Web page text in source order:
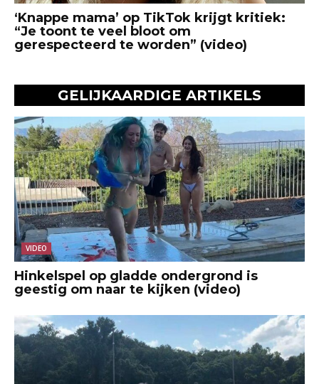
‘Knappe mama’ op TikTok krijgt kritiek:
“Je toont te veel bloot om
gerespecteerd te worden” (video)
GELIJKAARDIGE ARTIKELS
VIDEO
Hinkelspel op gladde ondergrond is
geestig om naar te kijken (video)